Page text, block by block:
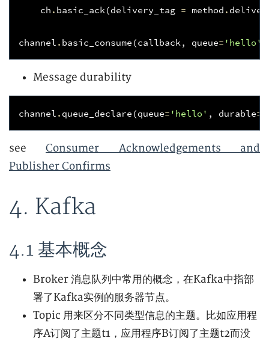
ch . basic_ack (delivery_tag = method .
channel . basic_consume (callback , queue= 'hello'
Message durability
channel . queue_declare (queue= 'hello' , durable=
see Consumer Acknowledgements and
Publisher Confirms
4. Kafka
4.1 基本概念
Broker 消息队列中常用的概念，在Kafka中指部
署了Kafka实例的服务器节点。
Topic 用来区分不同类型信息的主题。比如应用程
序A订阅了主题t1，应用程序B订阅了主题t2而没